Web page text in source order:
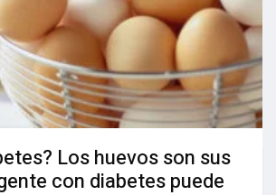
Los huevos son sus
con diabetes puede